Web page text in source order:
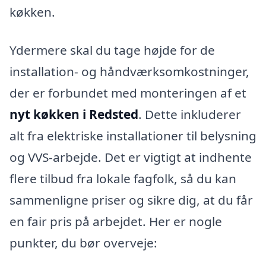
køkken.
Ydermere skal du tage højde for de
installation- og håndværksomkostninger,
der er forbundet med monteringen af et
nyt køkken i Redsted. Dette inkluderer
alt fra elektriske installationer til belysning
og VVS-arbejde. Det er vigtigt at indhente
flere tilbud fra lokale fagfolk, så du kan
sammenligne priser og sikre dig, at du får
en fair pris på arbejdet. Her er nogle
punkter, du bør overveje: